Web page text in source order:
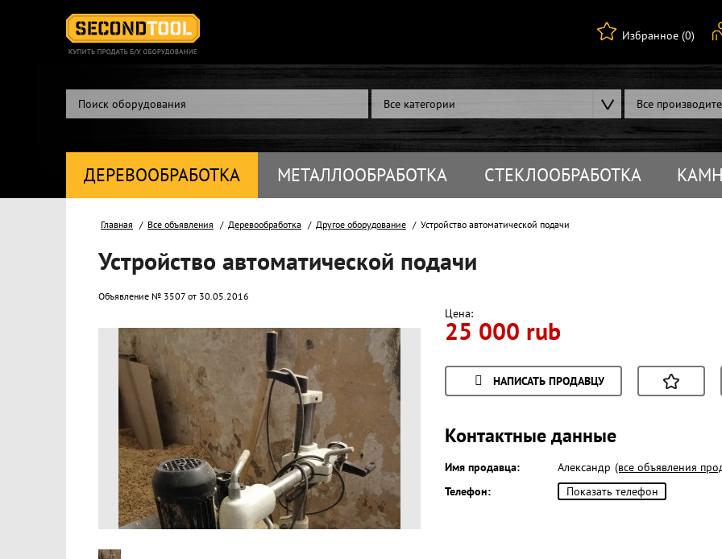
Избранное (0)
Все категории Все
ДЕРЕВООБРАБОТКА МЕТАЛЛООБРАБОТКА СТЕКЛООБРАБОТКА
Главная Все объявления Деревообработка Другое оборудование Устройство автоматической подачи
Устройство автоматической подачи
Объявление № 3507 от 30.05.2016
Цена:
25 000 rub
НАПИСАТЬ ПРОДАВЦУ
Контактные данные
Имя продавца: Александр (все объявления
Телефон:
Показать телефон